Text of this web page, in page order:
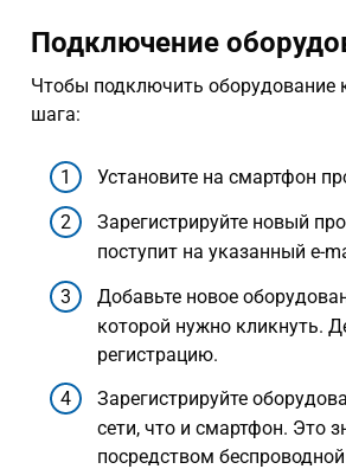
Подключение
Чтобы подключить оборудование
шага:
Установите на смартфон
Зарегистрируйте новый
поступит на указанный e-
Добавьте новое
которой нужно кликнуть.
регистрацию.
Зарегистрируйте
сети, что и смартфон. Это
посредством